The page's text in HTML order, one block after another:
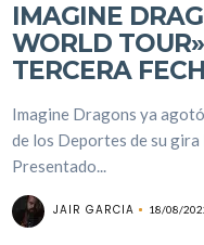
IMAGINE
WORLD
TERCERA
Imagine Dragons ya
de los Deportes de su
Presentado...
JAIR GARCIA 18/08/